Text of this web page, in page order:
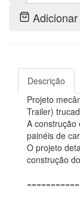
Descrição
Projeto
Trailer)
A construção
painéis de
O projeto
construção